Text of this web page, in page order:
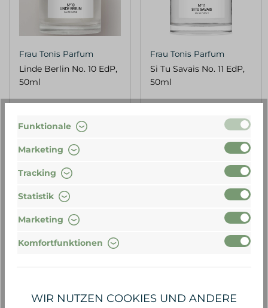
Frau Tonis Parfum
Linde Berlin No. 10 EdP,
50ml
Frau Tonis Parfum
Si Tu Savais No. 11 EdP,
50ml
Funktionale
Marketing
Tracking
Statistik
Marketing
Komfortfunktionen
WIR NUTZEN COOKIES UND ANDERE